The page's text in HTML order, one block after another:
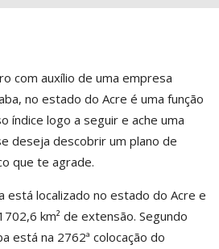
com auxílio de uma empresa
no estado do Acre é uma função
índice logo a seguir e ache uma
deseja descobrir um plano de
que te agrade.
está localizado no estado do Acre e
km² de extensão. Segundo
está na 2762ª colocação do